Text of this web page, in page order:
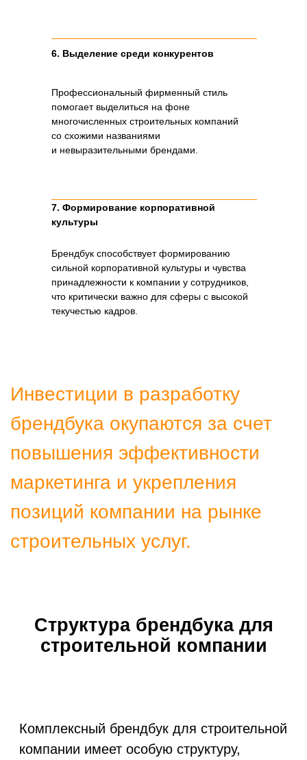
6. Выделение среди конкурентов
Профессиональный фирменный стиль
помогает выделиться на фоне
многочисленных строительных компаний
со схожими названиями
и невыразительными брендами.
7. Формирование корпоративной
культуры
Брендбук способствует формированию
сильной корпоративной культуры и чувства
принадлежности к компании у сотрудников,
что критически важно для сферы с высокой
текучестью кадров.
Каждый раздел брендбука
содержит подробные описания,
иллюстрации и примеры
применения, а также четкие
сотрудников, работающих